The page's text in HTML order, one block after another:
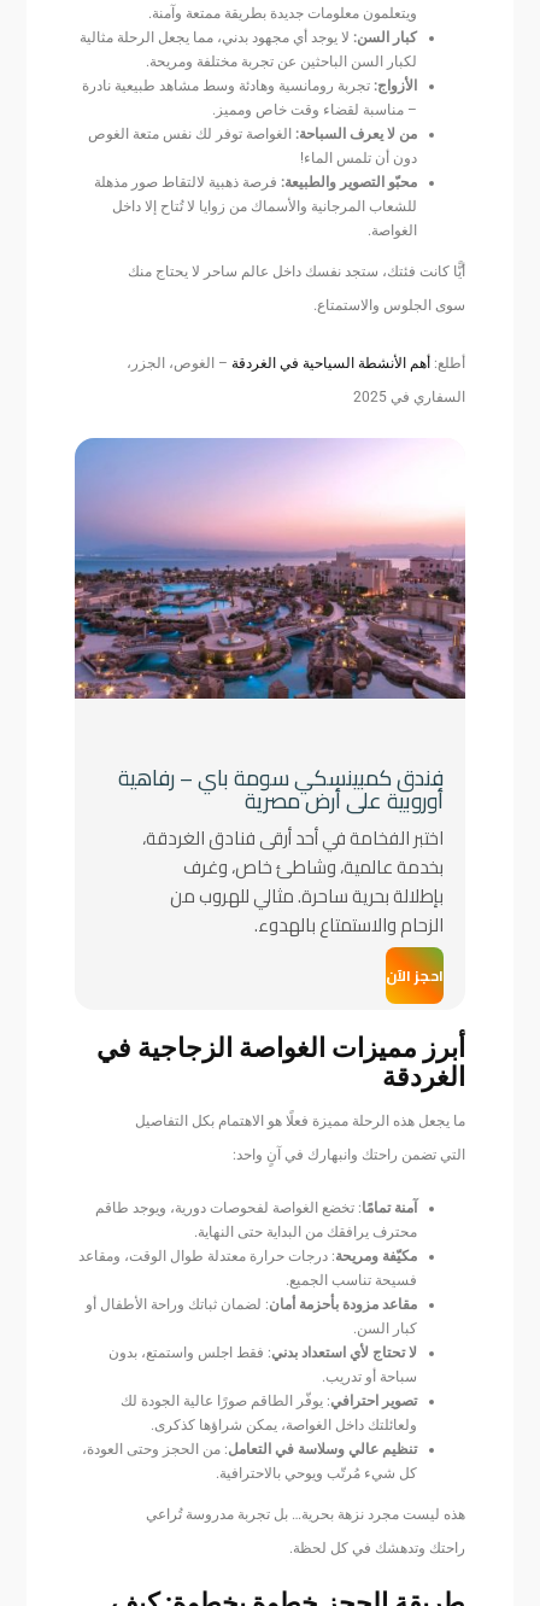
ويتعلمون معلومات جديدة بطريقة ممتعة وآمنة.
كبار السن: لا يوجد أي مجهود بدني، مما يجعل الرحلة مثالية
لكبار السن الباحثين عن تجربة مختلفة ومريحة.
الأزواج: تجربة رومانسية وهادئة وسط مشاهد طبيعية نادرة
– مناسبة لقضاء وقت خاص ومميز.
من لا يعرف السباحة: الغواصة توفر لك نفس متعة الغوص
دون أن تلمس الماء!
محبّو التصوير والطبيعة: فرصة ذهبية لالتقاط صور مذهلة
للشعاب المرجانية والأسماك من زوايا لا تُتاح إلا داخل
الغواصة.
أيًّا كانت فئتك، ستجد نفسك داخل عالم ساحر لا يحتاج منك
سوى الجلوس والاستمتاع.
أطلع: أهم الأنشطة السياحية في الغردقة – الغوص، الجزر،
السفاري في 2025
فندق كمبينسكي سومة باي – رفاهية
أوروبية على أرض مصرية
اختبر الفخامة في أحد أرقى فنادق الغردقة،
بخدمة عالمية، وشاطئ خاص، وغرف
بإطلالة بحرية ساحرة. مثالي للهروب من
الزحام والاستمتاع بالهدوء.
احجز الآن
أبرز مميزات الغواصة الزجاجية في
الغردقة
ما يجعل هذه الرحلة مميزة فعلًا هو الاهتمام بكل التفاصيل
التي تضمن راحتك وانبهارك في آنٍ واحد:
آمنة تمامًا: تخضع الغواصة لفحوصات دورية، ويوجد طاقم
محترف يرافقك من البداية حتى النهاية.
مكيّفة ومريحة: درجات حرارة معتدلة طوال الوقت، ومقاعد
فسيحة تناسب الجميع.
مقاعد مزودة بأحزمة أمان: لضمان ثباتك وراحة الأطفال أو
كبار السن.
لا تحتاج لأي استعداد بدني: فقط اجلس واستمتع، بدون
سباحة أو تدريب.
تصوير احترافي: يوفّر الطاقم صورًا عالية الجودة لك
ولعائلتك داخل الغواصة، يمكن شراؤها كذكرى.
تنظيم عالي وسلاسة في التعامل: من الحجز وحتى العودة،
كل شيء مُرتّب ويوحي بالاحترافية.
هذه ليست مجرد نزهة بحرية… بل تجربة مدروسة تُراعي
راحتك وتدهشك في كل لحظة.